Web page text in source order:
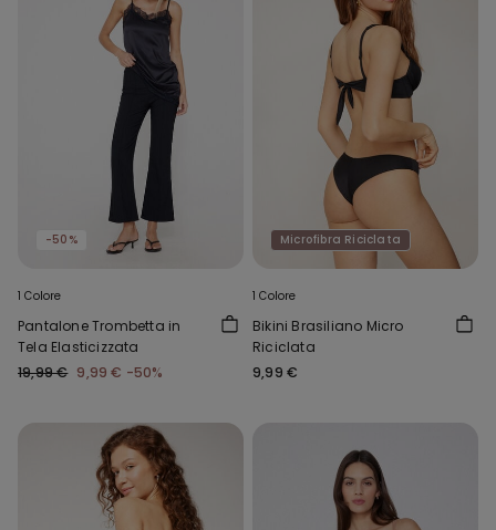
-50%
1 Colore
Pantalone Trombetta in
Tela Elasticizzata
19,99 € 9,99 € -50%
Microfibra Riciclata
1 Colore
Bikini Brasiliano Micro
Riciclata
9,99 €